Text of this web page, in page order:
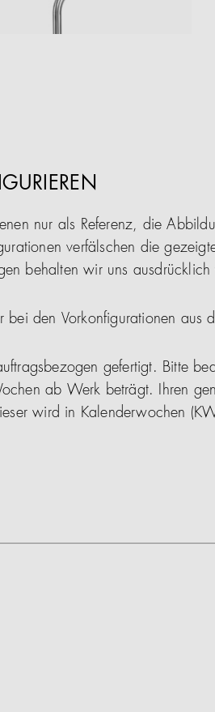
nur als Referenz, die
verfälschen die
behalten wir uns ausdrücklich
bei den Vorkonfigurationen aus
gefertigt. Bitte
ab Werk beträgt. Ihren
wird in Kalenderwochen